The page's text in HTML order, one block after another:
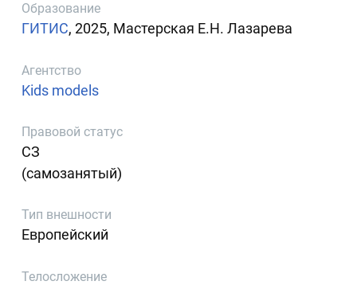
Образование
ГИТИС, 2025, Мастерская Е.Н. Лазарева
Агентство
Kids models
Правовой статус
СЗ
(самозанятый)
Тип внешности
Европейский
Телосложение